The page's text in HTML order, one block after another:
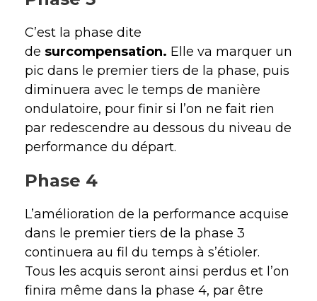
C’est la phase dite
de surcompensation. Elle va marquer un
pic dans le premier tiers de la phase, puis
diminuera avec le temps de manière
ondulatoire, pour finir si l’on ne fait rien
par redescendre au dessous du niveau de
performance du départ.
Phase 4
L’amélioration de la performance acquise
dans le premier tiers de la phase 3
continuera au fil du temps à s’étioler.
Tous les acquis seront ainsi perdus et l’on
finira même dans la phase 4, par être